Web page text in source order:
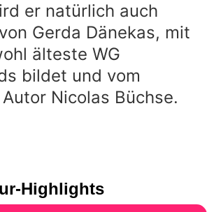
er natürlich auch
Gerda Dänekas, mit
älteste WG
bildet und vom
Nicolas Büchse.
Highlights